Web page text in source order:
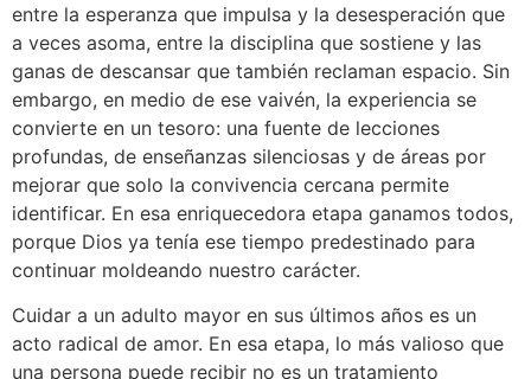
entre la esperanza que impulsa y la desesperación que
a veces asoma, entre la disciplina que sostiene y las
ganas de descansar que también reclaman espacio. Sin
embargo, en medio de ese vaivén, la experiencia se
convierte en un tesoro: una fuente de lecciones
profundas, de enseñanzas silenciosas y de áreas por
mejorar que solo la convivencia cercana permite
identificar. En esa enriquecedora etapa ganamos todos,
porque Dios ya tenía ese tiempo predestinado para
continuar moldeando nuestro carácter.
Cuidar a un adulto mayor en sus últimos años es un
acto radical de amor. En esa etapa, lo más valioso que
una persona puede recibir no es un tratamiento